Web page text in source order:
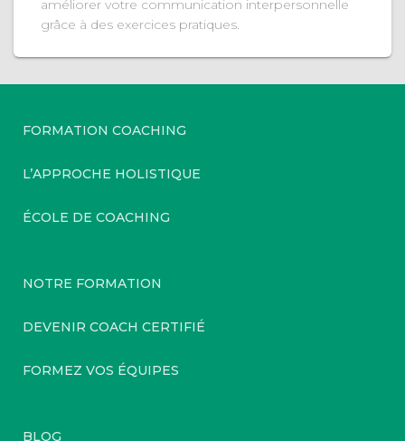
améliorer votre communication interpersonnelle
grâce à des exercices pratiques.
FORMATION COACHING
L’APPROCHE HOLISTIQUE
ÉCOLE DE COACHING
NOTRE FORMATION
DEVENIR COACH CERTIFIÉ
FORMEZ VOS ÉQUIPES
BLOG